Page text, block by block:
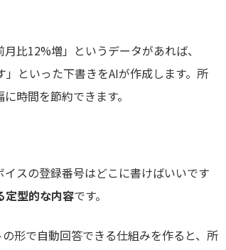
比12%増」というデータがあれば、
といった下書きをAIが作成します。所
時間を節約できます。
スの登録番号はどこに書けばいいです
定型的な内容です。
形で自動回答できる仕組みを作ると、所